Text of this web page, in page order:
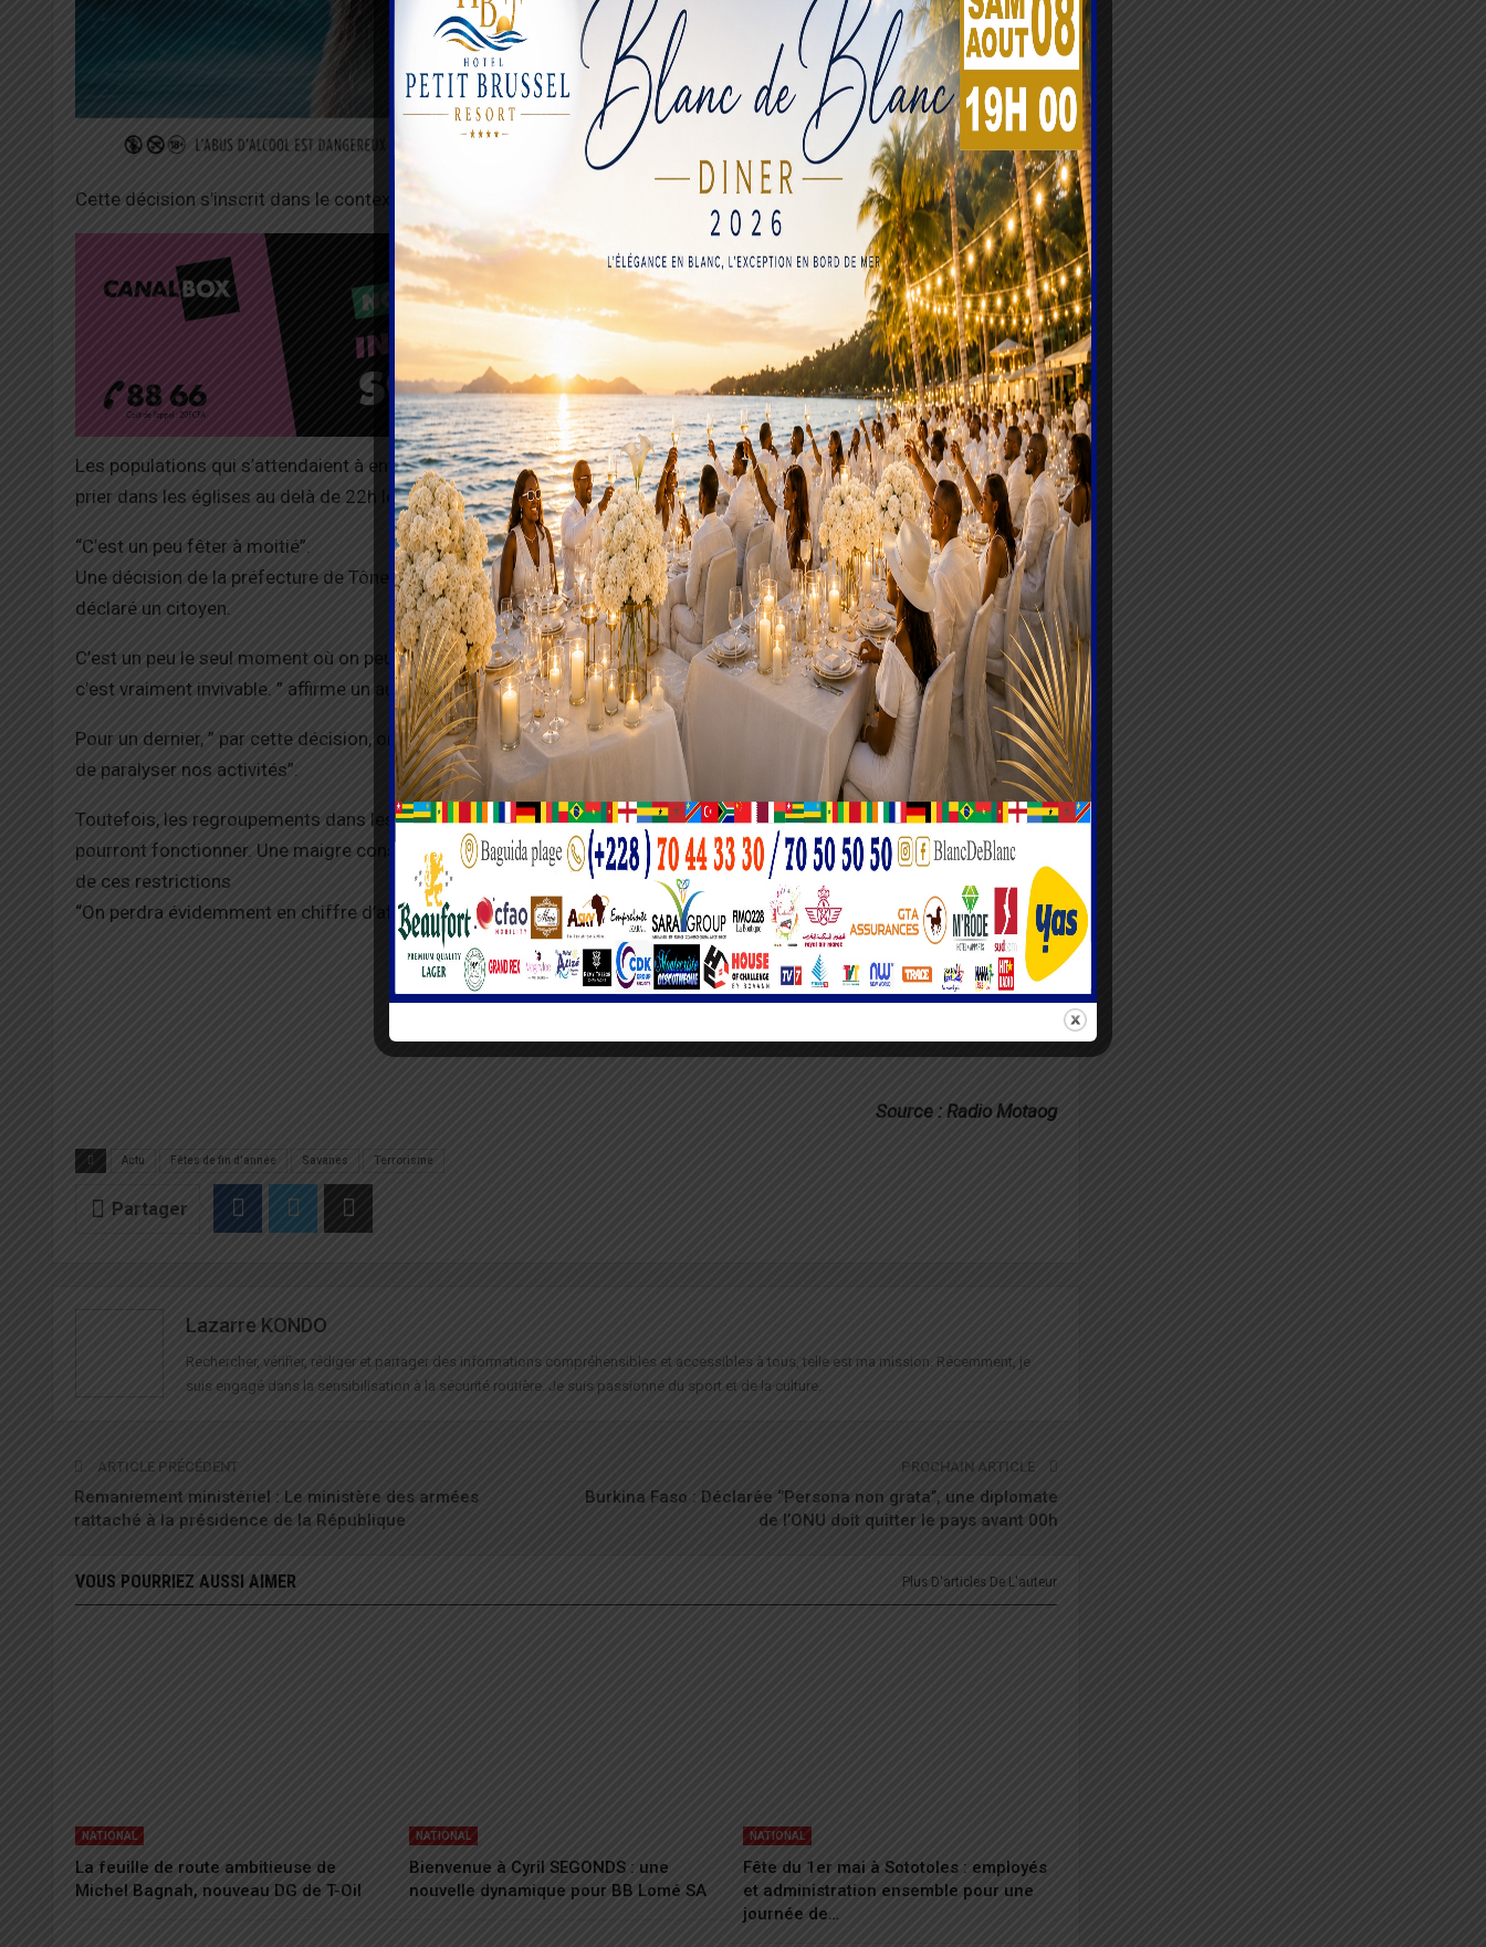
Cette décision s’inscrit dans le contexte d’état d’urgence sécuritaire instauré dans la région des Savanes.
Les populations qui s’attendaient à entendre de la musique rythmée dans les rues, bars, restaurants, discothèques…et
prier dans les églises au delà de 22h les samedis 24 et 31 décembre voient leurs désirs et divertissements s’envoler…
“C’est un peu fêter à moitié”.
Une décision de la préfecture de Tône qui est mal accueillie par les habitants. ” Le but de la fête, c’est la musique” a
déclaré un citoyen.
C’est un peu le seul moment où on peut se lâcher. Après covid, on n’a vraiment pas eu de moment de réjouissance,
c’est vraiment invivable. ” affirme un autre.
Pour un dernier, ” par cette décision, on donne l’impression d’avoir cédé à la menace… Le but des terroristes c’est aussi
de paralyser nos activités”.
Toutefois, les regroupements dans les lieux de réjouissances n’étant pas interdits, les bars, restaurants et autres
pourront fonctionner. Une maigre consolation pour les promoteurs qui prévoient déjà les conséquences économiques
de ces restrictions
“On perdra évidemment en chiffre d’affaires” déclare un restaurateur.
Source : Radio Motaog
Actu Fêtes de fin d'année Savanes Terrorisme
Partager
Lazarre KONDO
Rechercher, vérifier, rédiger et partager des informations compréhensibles et accessibles à tous, telle est ma mission. Récemment, je
suis engagé dans la sensibilisation à la sécurité routière. Je suis passionné du sport et de la culture.
ARTICLE PRÉCÉDENT
Remaniement ministériel : Le ministère des armées
rattaché à la présidence de la République
PROCHAIN ARTICLE
Burkina Faso : Déclarée ‘’Persona non grata’’, une diplomate
de l’ONU doit quitter le pays avant 00h
VOUS POURRIEZ AUSSI AIMER Plus D'articles De L'auteur
NATIONAL
La feuille de route ambitieuse de
Michel Bagnah, nouveau DG de T-Oil
NATIONAL
Bienvenue à Cyril SEGONDS : une
nouvelle dynamique pour BB Lomé SA
NATIONAL
Fête du 1er mai à Sototoles : employés
et administration ensemble pour une
journée de…